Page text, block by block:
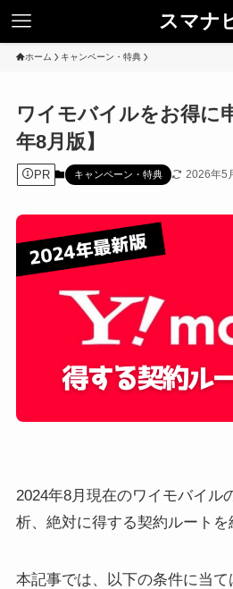
スマナ
ホーム キャンペーン・特典
ワイモバイルをお得に
年8月版】
PR キャンペーン・特典 2026年5
2024年8月現在のワイモバイル
析、絶対に得する契約ルートを
本記事では、以下の条件に当